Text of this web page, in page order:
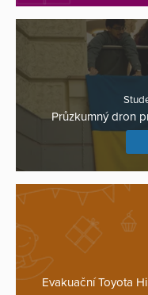
Průzkumný dron
Evakuační Toyota